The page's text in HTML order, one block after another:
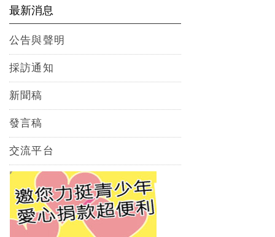
最新消息
公告與聲明
採訪通知
新聞稿
發言稿
交流平台